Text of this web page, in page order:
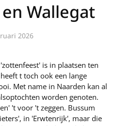
Wallegat
2026
is in plaatsen ten
t toch ook een lange
Met name in Naarden kan al
worden genoten.
't voor 't zeggen. Bussum
in 'Erwtenrijk', maar die